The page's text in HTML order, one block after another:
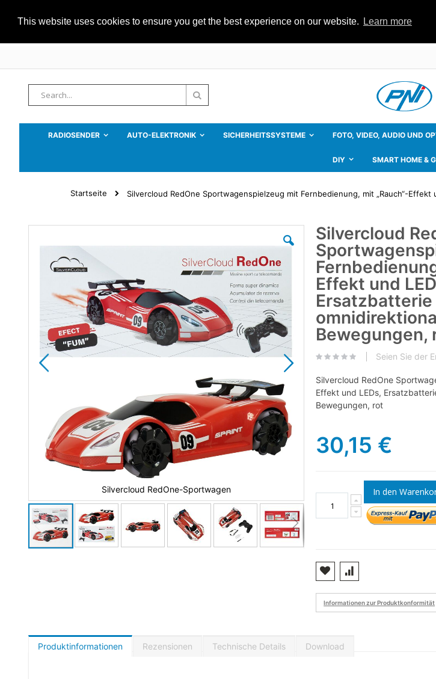
This website uses cookies to ensure you get the best experience on our website. Learn more
Suche
RADIOSENDER AUTO-ELEKTRONIK SICHERHEITSSYSTEME FOTO, VIDEO, AUDIO UND
DIY SMART HOME &
Startseite Silvercloud RedOne Sportwagenspielzeug mit Fernbedienung, mit „Rauch“-
springen
Silvercloud RedOne-Sportwagen Silvercloud
Anfang
Bildgalerie
springen
Silvercloud
Effekt und
Ersatzbatterie
Bewegungen,
Seien Sie der
Silvercloud RedOne
Effekt und LEDs,
Bewegungen, rot
30,15 €
In den
Informationen zur Produktkonformität
Produktinformationen Rezensionen Technische Details Download